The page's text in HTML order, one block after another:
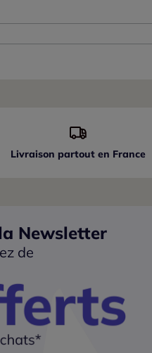
Livraison partouten France
Newsletter
de